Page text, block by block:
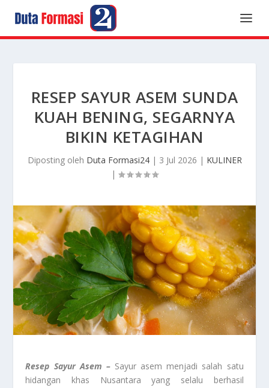
RESEP SAYUR ASEM SUNDA
KUAH BENING, SEGARNYA
BIKIN KETAGIHAN
Diposting oleh Duta Formasi24| 3 Jul 2026 | KULINER
|
Resep Sayur Asem –Sayur asem menjadi salah satu
hidangan khas Nusantara yang selalu berhasil